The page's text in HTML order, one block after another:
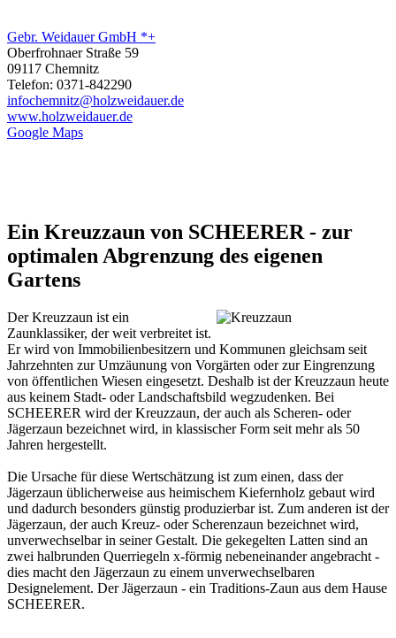
Gebr. Weidauer GmbH *+
Oberfrohnaer Straße 59
09117 Chemnitz
Telefon: 0371-842290
infochemnitz@holzweidauer.de
www.holzweidauer.de
Google Maps
Ein Kreuzzaun von SCHEERER - zur
optimalen Abgrenzung des eigenen
Gartens
Der Kreuzzaun ist ein
Zaunklassiker, der weit verbreitet ist.
Er wird von Immobilienbesitzern und Kommunen gleichsam seit
Jahrzehnten zur Umzäunung von Vorgärten oder zur Eingrenzung
von öffentlichen Wiesen eingesetzt. Deshalb ist der Kreuzzaun heute
aus keinem Stadt- oder Landschaftsbild wegzudenken. Bei
SCHEERER wird der Kreuzzaun, der auch als Scheren- oder
Jägerzaun bezeichnet wird, in klassischer Form seit mehr als 50
Jahren hergestellt.
Die Ursache für diese Wertschätzung ist zum einen, dass der
Jägerzaun üblicherweise aus heimischem Kiefernholz gebaut wird
und dadurch besonders günstig produzierbar ist. Zum anderen ist der
Jägerzaun, der auch Kreuz- oder Scherenzaun bezeichnet wird,
unverwechselbar in seiner Gestalt. Die gekegelten Latten sind an
zwei halbrunden Querriegeln x-förmig nebeneinander angebracht -
dies macht den Jägerzaun zu einem unverwechselbaren
Designelement. Der Jägerzaun - ein Traditions-Zaun aus dem Hause
SCHEERER.